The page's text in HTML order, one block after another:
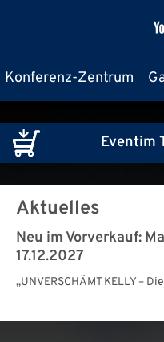
Konferenz-Zentrum
Eventim
Aktuelles
Neu im Vorverkauf:
17.12.2027
„UNVERSCHÄMT KELLY –